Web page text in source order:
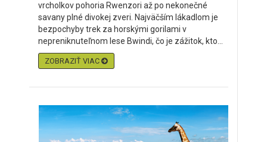
vrcholkov pohoria Rwenzori až po nekonečné
savany plné divokej zveri. Najväčším lákadlom je
bezpochyby trek za horskými gorilami v
nepreniknuteľnom lese Bwindi, čo je zážitok, kto...
ZOBRAZIŤ VIAC